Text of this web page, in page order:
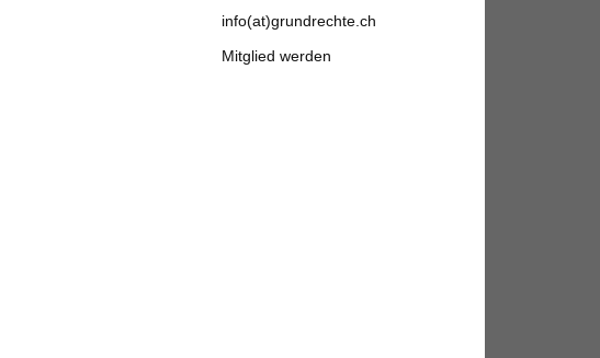
info(at)grundrechte.ch
Mitglied werden